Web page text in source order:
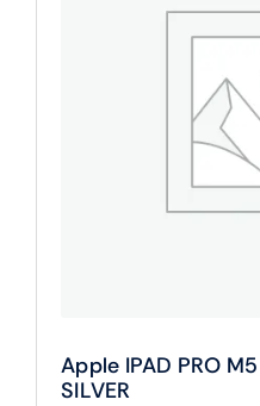
Apple IPAD PRO
SILVER